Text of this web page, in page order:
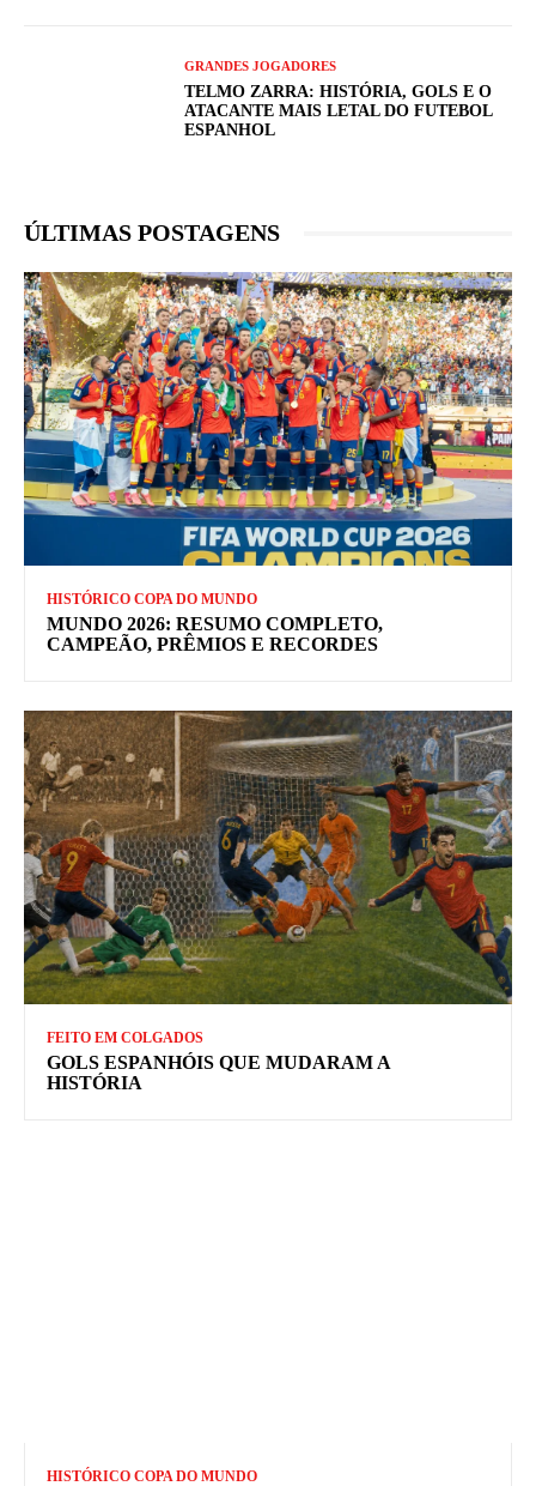
GRANDES JOGADORES
TELMO ZARRA: HISTÓRIA, GOLS E O
ATACANTE MAIS LETAL DO FUTEBOL
ESPANHOL
ÚLTIMAS POSTAGENS
HISTÓRICO COPA DO MUNDO
MUNDO 2026: RESUMO COMPLETO,
CAMPEÃO, PRÊMIOS E RECORDES
FEITO EM COLGADOS
GOLS ESPANHÓIS QUE MUDARAM A
HISTÓRIA
HISTÓRICO COPA DO MUNDO